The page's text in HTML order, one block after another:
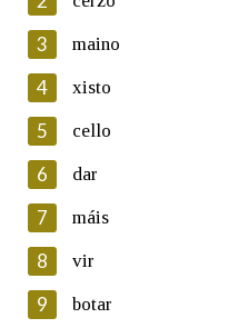
En cumprimento da normativa
Protección de Datos de
Galega informa a aqueles
electrónico, así como calquera
persoal, que estes datos serán
automatizado de carácter
ficheiros informáticos. Así
seu dereito de acceso,
seus datos poñéndose en
Lin e acepto as
3 maino
4 xisto
5 cello
6 dar
7 máis
8 vir
9 botar